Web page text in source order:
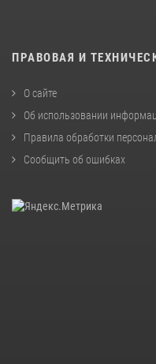
ПРАВОВАЯ И
О сайте
Об использовании
Правила обработки
Сообщить об ошибках